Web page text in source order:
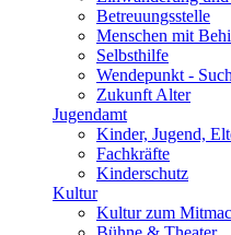
Betreuungsstelle
Menschen mit
Selbsthilfe
Wendepunkt -
Zukunft Alter
Jugendamt
Kinder, Jugend,
Fachkräfte
Kinderschutz
Kultur
Kultur zum